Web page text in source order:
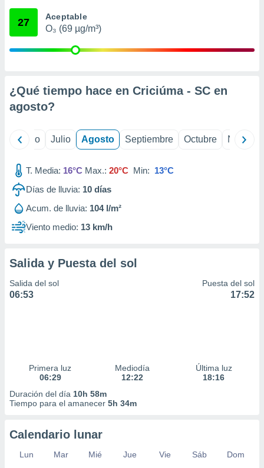
mediante
publicidad
1199
27 Aceptable
O₃ (69 µg/m³)
¿Qué tiempo hace en Criciúma - SC en
agosto?
Junio Julio Agosto Septiembre Octubre
T. Media: 16°C Max.: 20°C Min: 13°C
Días de lluvia: 10 días
Acum. de lluvia: 104 l/m²
Viento medio: 13 km/h
Salida y Puesta del sol
Salida del sol
06:53
Puesta del sol
17:52
Primera luz
06:29
Mediodía
12:22
Última luz
18:16
Duración del día 10h 58m
Tiempo para el amanecer 5h 34m
Calendario lunar
Lun Mar Mié Jue Vie Sáb
Dom